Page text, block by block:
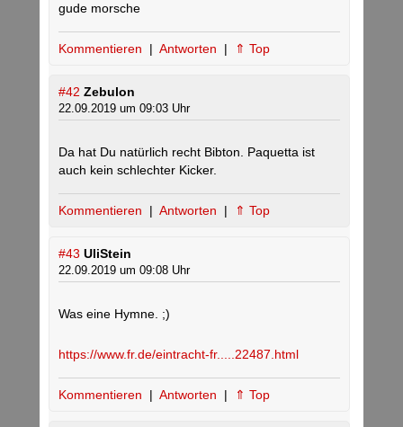
gude morsche
Kommentieren | Antworten | ⇑ Top
#42 Zebulon
22.09.2019 um 09:03 Uhr
Da hat Du natürlich recht Bibton. Paquetta ist
auch kein schlechter Kicker.
Kommentieren | Antworten | ⇑ Top
#43 UliStein
22.09.2019 um 09:08 Uhr
Was eine Hymne. ;)
https://www.fr.de/eintracht-fr.....22487.html
Kommentieren | Antworten | ⇑ Top